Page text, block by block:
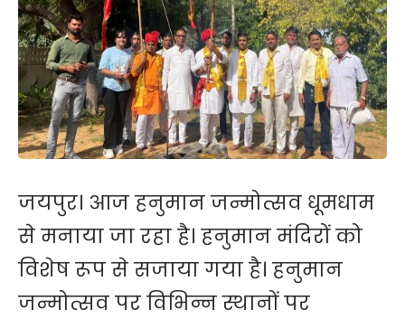
जयपुर। आज हनुमान जन्मोत्सव धूमधाम
से मनाया जा रहा है। हनुमान मंदिरों को
विशेष रूप से सजाया गया है। हनुमान
जन्मोत्सव पर विभिन्न स्थानों पर